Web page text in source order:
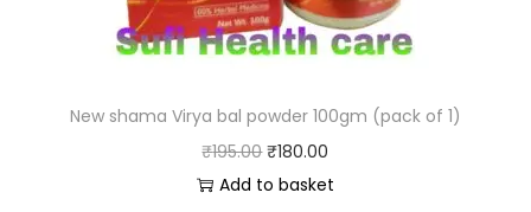
New shama Virya bal powder 100gm (pack of 1)
₹195.00 ₹180.00
Add to basket